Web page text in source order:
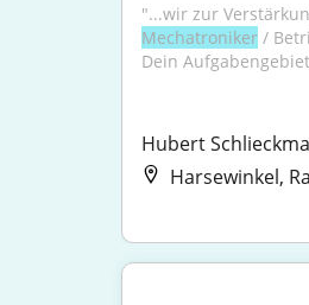
Mechatroniker /
Dein
Hubert
Harsewinkel,